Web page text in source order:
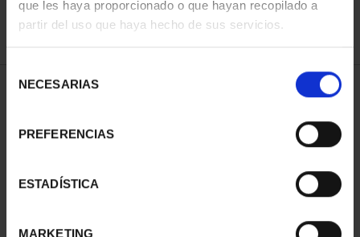
que les haya proporcionado o que hayan recopilado a
partir del uso que haya hecho de sus servicios.
NECESARIAS
PREFERENCIAS
ESTADÍSTICA
MARKETING
REFINAR
1 Productos encontrados